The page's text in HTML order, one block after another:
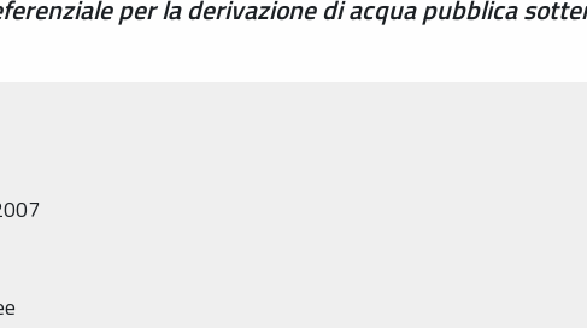
per la derivazione di acqua pubblica